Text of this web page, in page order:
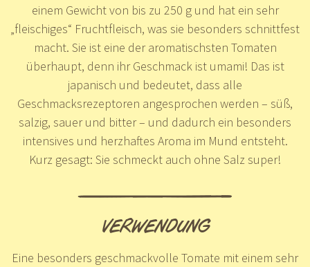
einem Gewicht von bis zu 250 g und hat ein sehr
„fleischiges“ Fruchtfleisch, was sie besonders schnittfest
macht. Sie ist eine der aromatischsten Tomaten
überhaupt, denn ihr Geschmack ist umami! Das ist
japanisch und bedeutet, dass alle
Geschmacksrezeptoren angesprochen werden – süß,
salzig, sauer und bitter – und dadurch ein besonders
intensives und herzhaftes Aroma im Mund entsteht.
Kurz gesagt: Sie schmeckt auch ohne Salz super!
VERWENDUNG
Eine besonders geschmackvolle Tomate mit einem sehr